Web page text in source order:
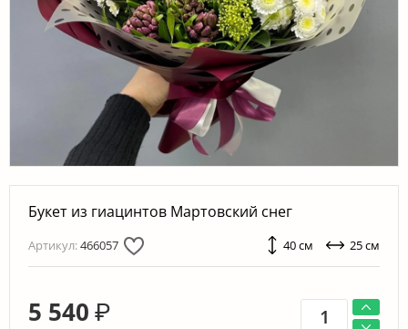
Букет из гиацинтов Мартовский снег
Артикул:466057 40 см 25 см
5 540 ₽